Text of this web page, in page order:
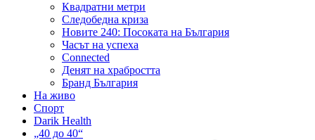
Квадратни метри
Следобедна криза
Новите 240: Посоката на България
Часът на успеха
Connected
Денят на храбростта
Бранд България
На живо
Спорт
Darik Health
„40 до 40“